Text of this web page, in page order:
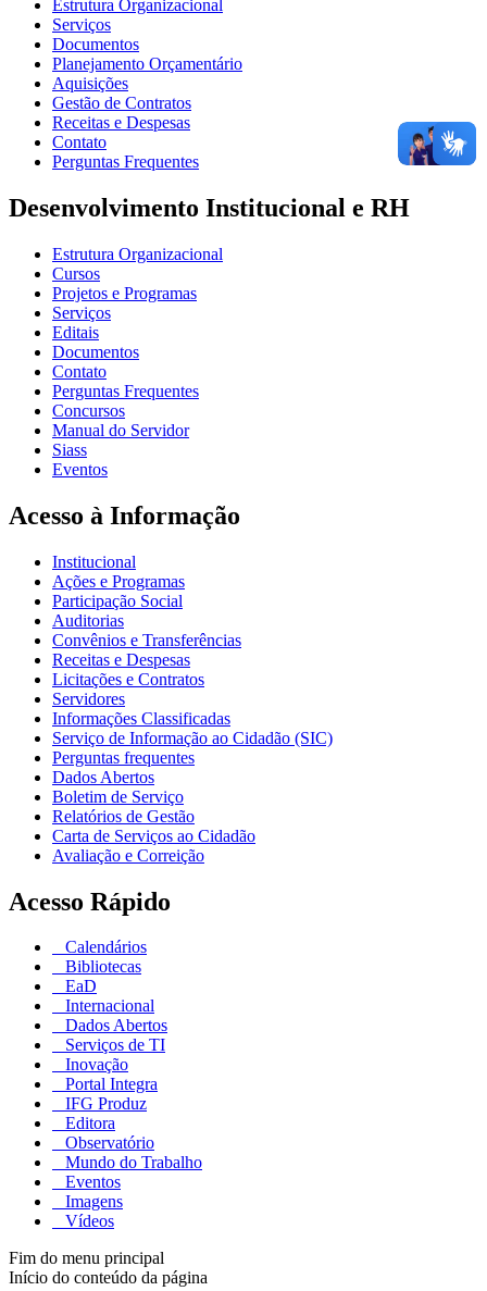
Estrutura Organizacional
Serviços
Documentos
Planejamento Orçamentário
Aquisições
Gestão de Contratos
Receitas e Despesas
Contato
Perguntas Frequentes
Desenvolvimento Institucional e RH
Estrutura Organizacional
Cursos
Projetos e Programas
Serviços
Editais
Documentos
Contato
Perguntas Frequentes
Concursos
Manual do Servidor
Siass
Eventos
Acesso à Informação
Institucional
Ações e Programas
Participação Social
Auditorias
Convênios e Transferências
Receitas e Despesas
Licitações e Contratos
Servidores
Informações Classificadas
Serviço de Informação ao Cidadão (SIC)
Perguntas frequentes
Dados Abertos
Boletim de Serviço
Relatórios de Gestão
Carta de Serviços ao Cidadão
Avaliação e Correição
Acesso Rápido
Calendários
Bibliotecas
EaD
Internacional
Dados Abertos
Serviços de TI
Inovação
Portal Integra
IFG Produz
Editora
Observatório
Mundo do Trabalho
Eventos
Imagens
Vídeos
Fim do menu principal
Início do conteúdo da página